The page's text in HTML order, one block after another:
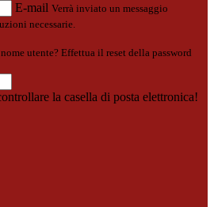
E-mail Verrà inviato un messaggio
necessarie.
utente? Effettua il reset della password
la casella di posta elettronica!